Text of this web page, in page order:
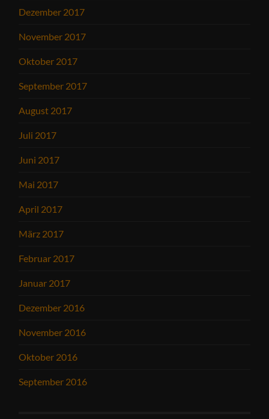
Dezember 2017
November 2017
Oktober 2017
September 2017
August 2017
Juli 2017
Juni 2017
Mai 2017
April 2017
März 2017
Februar 2017
Januar 2017
Dezember 2016
November 2016
Oktober 2016
September 2016